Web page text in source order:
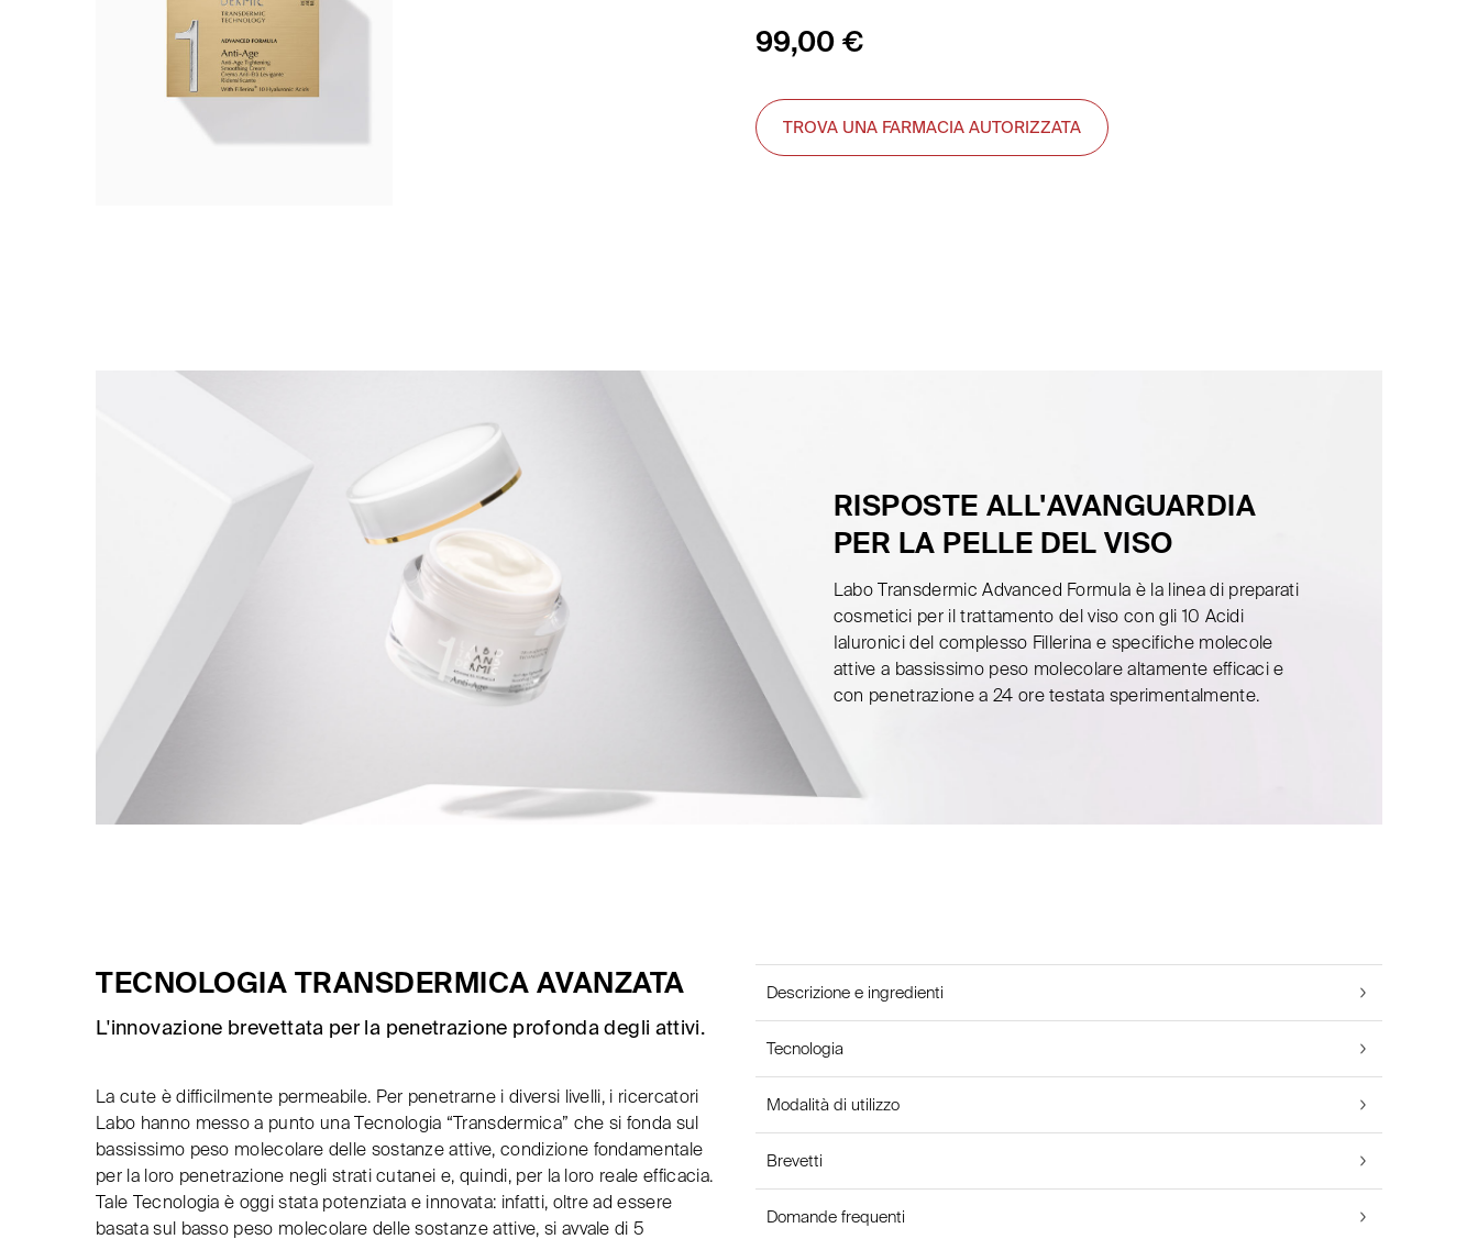
99,00 €
TROVA UNA FARMACIA AUTORIZZATA
RISPOSTE ALL'AVANGUARDIA
PER LA PELLE DEL VISO
Labo Transdermic Advanced Formula è la linea di preparati
cosmetici per il trattamento del viso con gli 10 Acidi
Ialuronici del complesso Fillerina e specifiche molecole
attive a bassissimo peso molecolare altamente efficaci e
con penetrazione a 24 ore testata sperimentalmente.
TECNOLOGIA TRANSDERMICA AVANZATA
L'innovazione brevettata per la penetrazione profonda degli attivi.
La cute è difficilmente permeabile. Per penetrarne i diversi livelli, i ricercatori
Labo hanno messo a punto una Tecnologia “Transdermica” che si fonda sul
bassissimo peso molecolare delle sostanze attive, condizione fondamentale
per la loro penetrazione negli strati cutanei e, quindi, per la loro reale efficacia.
Tale Tecnologia è oggi stata potenziata e innovata: infatti, oltre ad essere
basata sul basso peso molecolare delle sostanze attive, si avvale di 5
Descrizione e ingredienti
Tecnologia
Modalità di utilizzo
Brevetti
Domande frequenti